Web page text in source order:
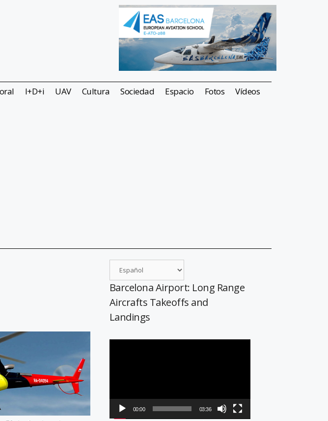
I+D+i UAV Cultura Sociedad Espacio Fotos Vídeos
Barcelona Airport: Long Range
Aircrafts Takeoffs and
Landings
00:00 03:36